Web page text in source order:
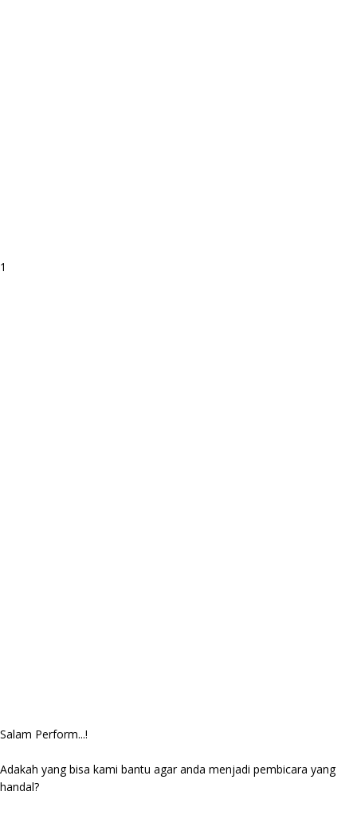
1
Salam Perform...!
Adakah yang bisa kami bantu agar anda menjadi pembicara yang
handal?